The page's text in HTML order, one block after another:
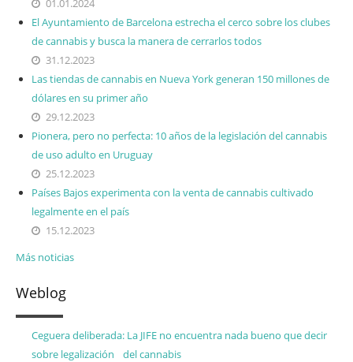
El Ayuntamiento de Barcelona estrecha el cerco sobre los clubes
de cannabis y busca la manera de cerrarlos todos
31.12.2023
Las tiendas de cannabis en Nueva York generan 150 millones de
dólares en su primer año
29.12.2023
Pionera, pero no perfecta: 10 años de la legislación del cannabis
de uso adulto en Uruguay
25.12.2023
Países Bajos experimenta con la venta de cannabis cultivado
legalmente en el país
15.12.2023
Más noticias
Weblog
Ceguera deliberada: La JIFE no encuentra nada bueno que decir
sobre legalización del cannabis